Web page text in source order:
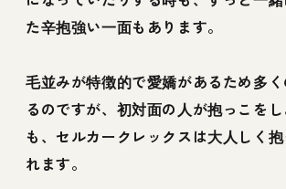
た辛抱強い一面もあります。
毛並みが特徴的で愛嬌があるため多
るのですが、初対面の人が抱っこを
も、セルカークレックスは大人しく
れます。